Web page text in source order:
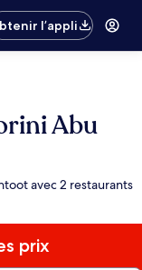
l’appli
Abu
avec 2 restaurants
prix